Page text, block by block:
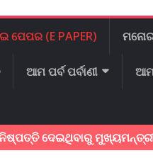
ଇ ପେପର (E PAPER)
ଆମ ପର୍ବ ପର୍ବାଣୀ
ମୁଖ୍ୟମନ୍ତ୍ରୀଙ୍କୁ